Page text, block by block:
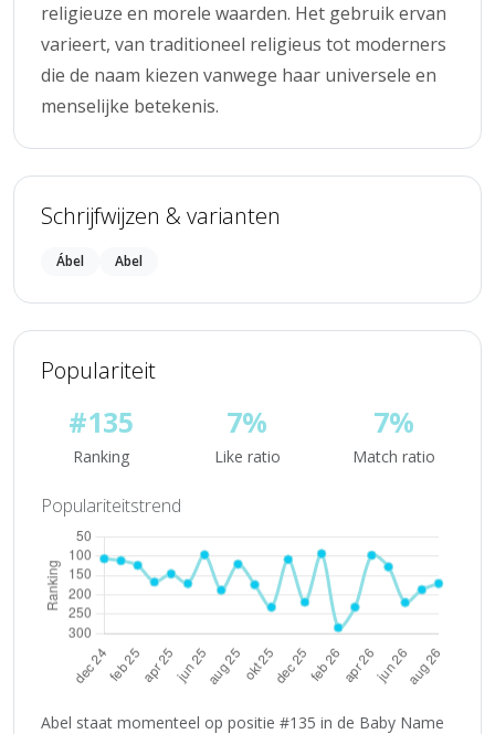
religieuze en morele waarden. Het gebruik ervan
varieert, van traditioneel religieus tot moderners
die de naam kiezen vanwege haar universele en
menselijke betekenis.
Schrijfwijzen & varianten
Ábel Abel
Populariteit
#135
Ranking
7%
Like ratio
7%
Match ratio
Populariteitstrend
Abel staat momenteel op positie #135 in de Baby Name